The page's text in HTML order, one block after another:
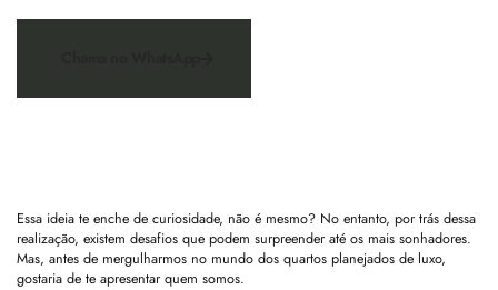
Essa ideia te enche de curiosidade, não é mesmo? No entanto, por trás dessa
realização, existem desafios que podem surpreender até os mais sonhadores.
Mas, antes de mergulharmos no mundo dos quartos planejados de luxo,
gostaria de te apresentar quem somos.